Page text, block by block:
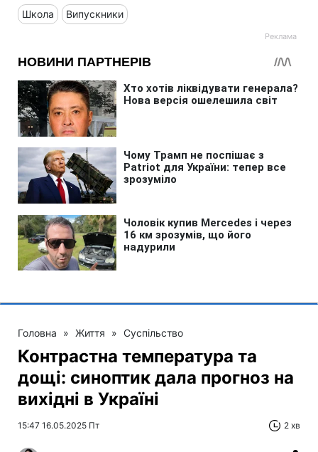
Школа Випускники
Головна » Життя » Суспільство
Контрастна температура та
дощі: синоптик дала прогноз на
вихідні в Україні
15:47 16.05.2025 Пт 2 хв